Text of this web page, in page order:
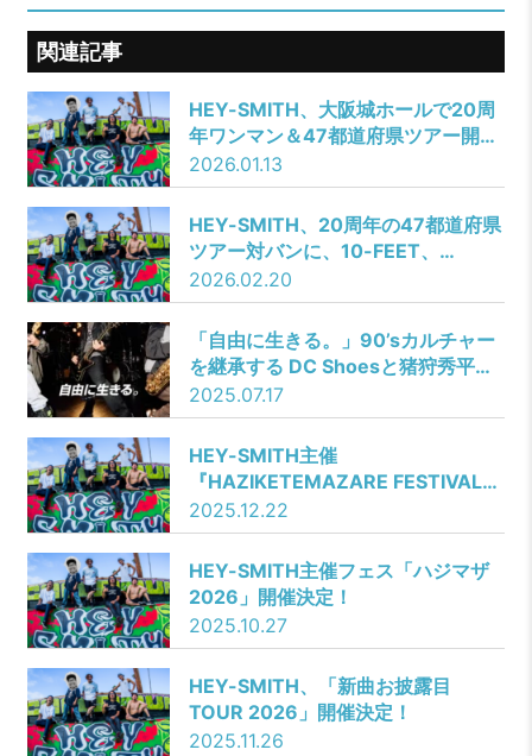
関連記事
HEY-SMITH、大阪城ホールで20周
年ワンマン＆47都道府県ツアー開催
決定！
2026.01.13
HEY-SMITH、20​周年の47都道府県
ツアー対バン​に、10-FEET、
SHANK​、04 Limited Sazabys​、ハ
ルカミライ、ROTTENGRAFFTY​等
が決定！
2026.02.20
「自由に生きる。」90’sカルチャー
を継承する DC Shoesと猪狩秀平・
満・YUJI（HEY-SMITHメンバー）
が、音楽とストリートで“自由”を体
現する2025年秋冬キャンペーン！
2025.07.17
HEY-SMITH主催
『HAZIKETEMAZARE FESTIVAL
2025 ONLINE Supported by
YouTube』の配信が決定！
2025.12.22
HEY-SMITH主催フェス「ハジマザ
2026」開催決定！
2025.10.27
HEY-SMITH、「新曲お披露目
TOUR 2026」開催決定！
2025.11.26